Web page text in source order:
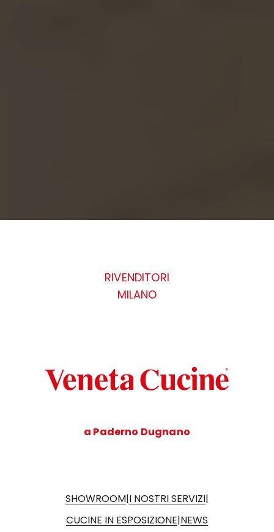
RIVENDITORI
MILANO
a Paderno Dugnano
SHOWROOM|I NOSTRI SERVIZI|
CUCINE IN ESPOSIZIONE|NEWS